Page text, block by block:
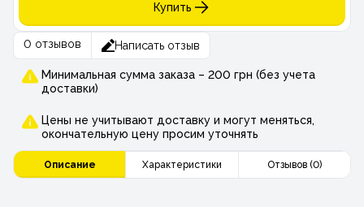
Купить
0 отзывов Написать отзыв
Минимальная сумма заказа – 200 грн (без учета
доставки)
Цены не учитывают доставку и могут меняться,
окончательную цену просим уточнять
Описание Характеристики Отзывов (0)